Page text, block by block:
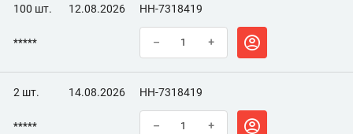
100 шт. 12.08.2026 НН-7318419
***** – +
2 шт. 14.08.2026 НН-7318419
***** – +